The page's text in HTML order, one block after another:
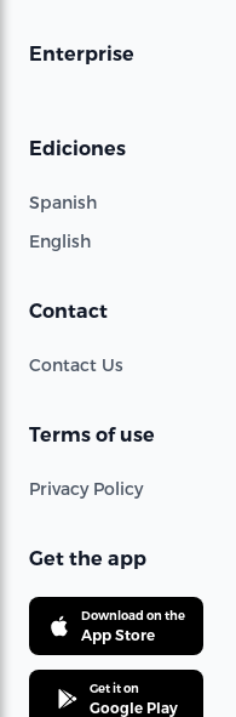
Enterprise
Ediciones
Spanish
English
Contact
Contact Us
Terms of use
Privacy Policy
Get the app
Download on the
App Store
Get it on
Google Play